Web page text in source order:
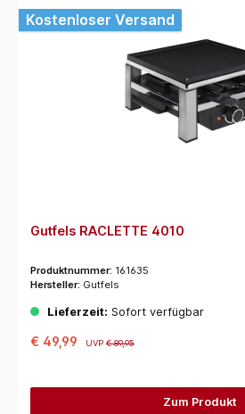
Kostenloser Versand
Gutfels RACLETTE 4010
Produktnummer: 161635
Hersteller: Gutfels
Lieferzeit: Sofort verfügbar
€ 49,99 UVP€ 89,95
Zum Produkt